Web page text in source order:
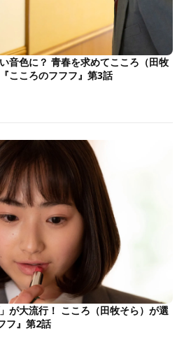
音色に？ 青春を求めてこころ（田牧
こころのフフフ』第3話
が大流行！ こころ（田牧そら）が選
フ』第2話